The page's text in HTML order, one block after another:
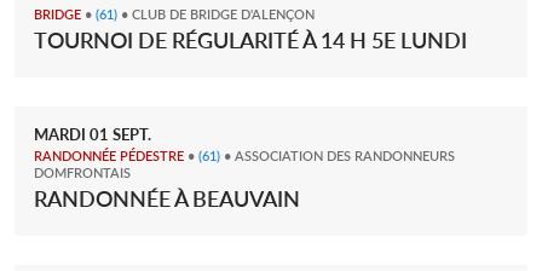
BRIDGE • (61) • CLUB DE BRIDGE D'ALENÇON
TOURNOI DE RÉGULARITÉ À 14 H 5E LUNDI
MARDI 01 SEPT.
RANDONNÉE PÉDESTRE • (61) • ASSOCIATION DES RANDONNEURS
DOMFRONTAIS
RANDONNÉE À BEAUVAIN